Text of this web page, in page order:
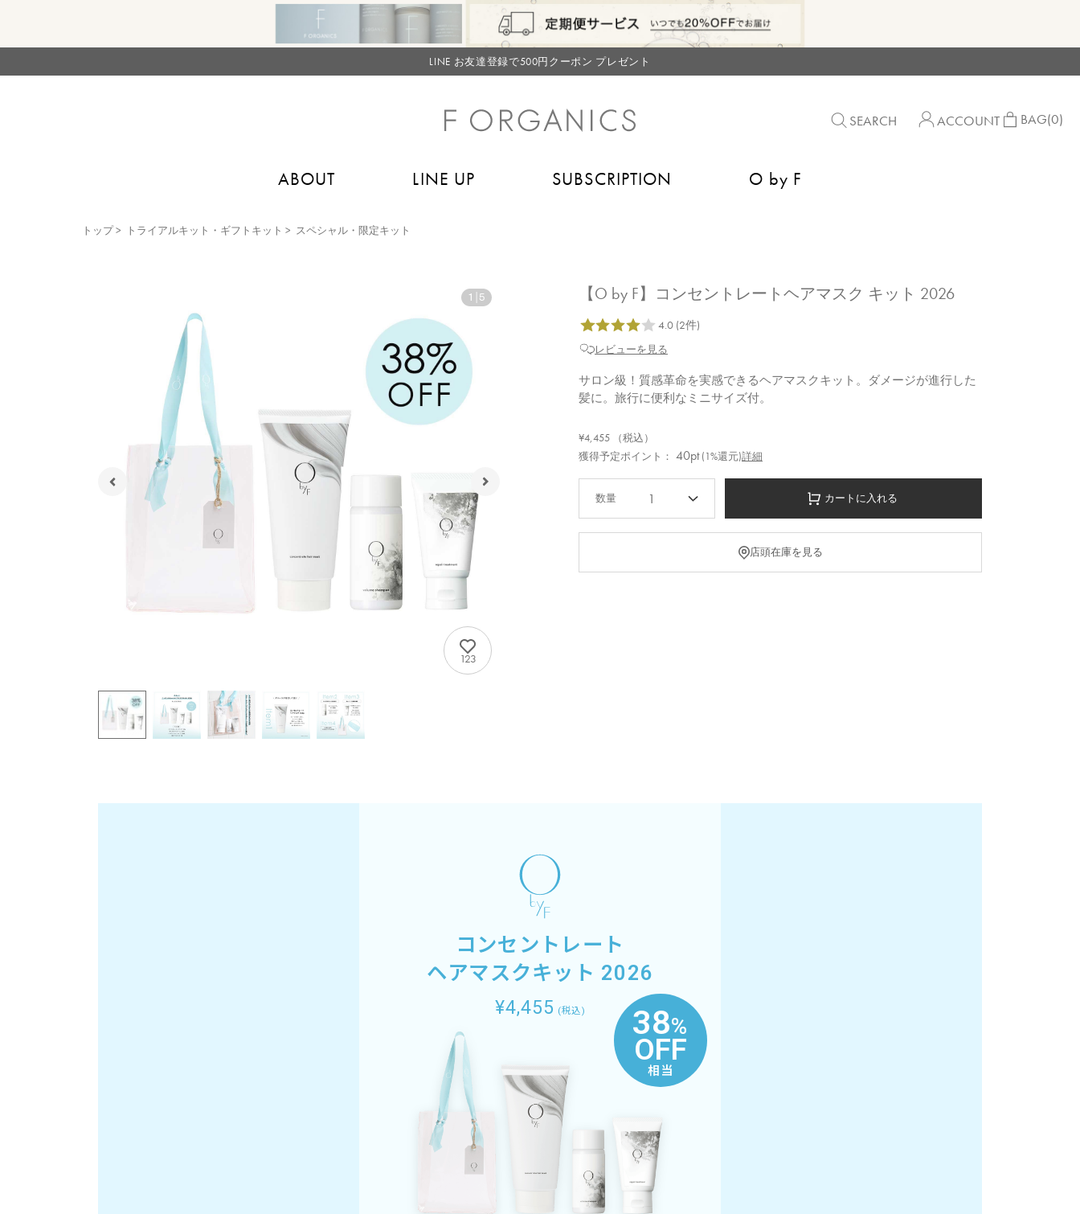
【重要】お盆期間中のお問い合わせと商品配送に関しまして
毎月お得にポイントが貯まる！ “月のポイントアップデー”
LINE お友達登録で500円クーポン プレゼント
【重要】お盆期間中のお問い合わせと商品配送に関しまして
LINE お友達登録で500円クーポン プレゼント
SEARCH ACCOUNT BAG(0)
ABOUT LINE UP SUBSCRIPTION O by F
トップ> トライアルキット・ギフトキット > スペシャル・限定キット
1 5
123
【O by F】コンセントレートヘアマスク キット 2026
レビューを見る
サロン級！質感革命を実感できるヘアマスクキット。ダメージが進行した
髪に。旅行に便利なミニサイズ付。
¥4,455 （税込）
獲得予定ポイント： 40pt (1%還元)詳細
1 カートに入れる
店頭在庫を見る
コンセントレート
ヘアマスクキット 2026
¥4,455 (税込) 38%
OFF
相当